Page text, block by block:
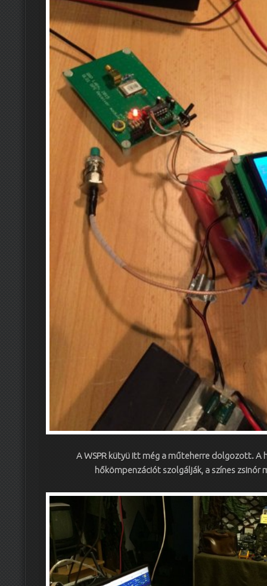
A WSPR kütyü itt még a műteherre dolgozott. A
hőkömpenzációt szolgálják, a színes zsinór